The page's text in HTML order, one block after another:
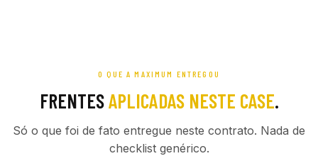
O QUE A MAXIMUM ENTREGOU
FRENTESAPLICADAS NESTE CASE.
Só o que foi de fato entregue neste contrato. Nada de
checklist genérico.